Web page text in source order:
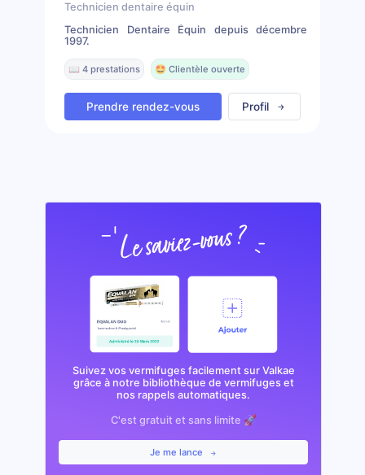
Technicien dentaire équin
Technicien Dentaire Équin depuis décembre
1997.
📖 4 prestations 🤩 Clientèle ouverte
Prendre rendez-vous Profil
Suivez vos vermifuges facilement sur Valkae
grâce à notre bibliothèque de vermifuges et
nos rappels automatiques.
C'est gratuit et sans limite 🚀
Je me lance